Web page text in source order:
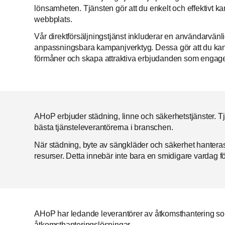
lönsamheten. Tjänsten gör att du enkelt och effektivt
webbplats.
Vår direktförsäljningstjänst inkluderar en
anpassningsbara kampanjverktyg. Dessa gör att du
förmåner och skapa attraktiva erbjudanden som
AHoP erbjuder städning, linne och säkerhetstjänster.
bästa tjänsteleverantörerna i branschen.
När städning, byte av sängkläder och säkerhet
resurser. Detta innebär inte bara en smidigare vardag
AHoP har ledande leverantörer av åtkomsthantering